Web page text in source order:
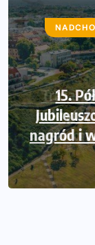
Trasa
odkryta.